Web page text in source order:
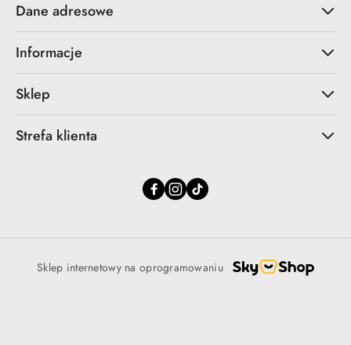
Dane adresowe
Informacje
Sklep
Strefa klienta
Sklep internetowy na oprogramowaniu